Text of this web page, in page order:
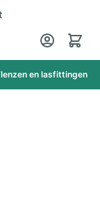
Cart
en lasfittingen